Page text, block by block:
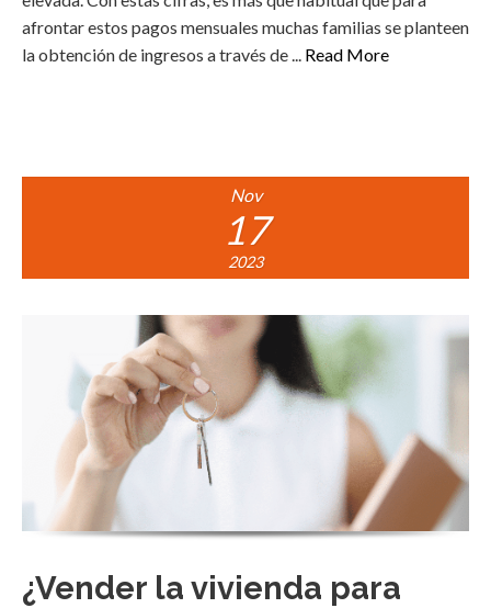
afrontar estos pagos mensuales muchas familias se planteen
la obtención de ingresos a través de ... Read More
Nov
17
2023
¿Vender la vivienda para